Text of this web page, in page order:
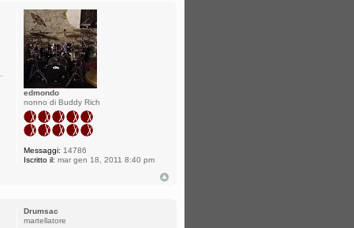
edmondo
nonno di Buddy Rich
Messaggi: 14786
Iscritto il: mar gen 18, 2011 8:40 pm
Drumsac
martellatore